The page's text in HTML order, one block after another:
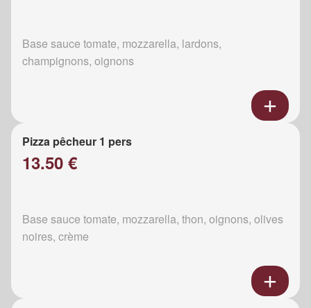
Base sauce tomate, mozzarella, lardons,
champignons, oignons
Pizza pêcheur 1 pers
13.50 €
Base sauce tomate, mozzarella, thon, oignons, olives
noires, crème